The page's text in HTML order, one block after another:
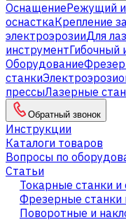
ОснащениеРежущий
оснасткаКрепление
электроэрозииДля
инструментГибочный
Оборудование
станки
прессыЛазерные
Обратный звонок
Инструкции
Каталоги товаров
Вопросы по
Статьи
Токарные станки
Фрезерные
Поворотные и